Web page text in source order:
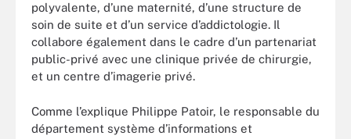
polyvalente, d’une maternité, d’une structure de
soin de suite et d’un service d’addictologie. Il
collabore également dans le cadre d’un partenariat
public-privé avec une clinique privée de chirurgie,
et un centre d’imagerie privé.
Comme l’explique Philippe Patoir, le responsable du
département système d’informations et